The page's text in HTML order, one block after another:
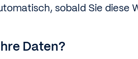
sobald Sie diese
Daten?